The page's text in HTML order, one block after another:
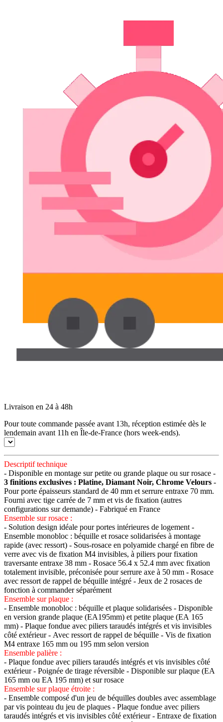
Livraison en 24 à 48h
Pour toute commande passée avant 13h, réception estimée dès le
lendemain avant 11h en Île-de-France (hors week-ends).
Descriptif technique
- Disponible en montage sur petite ou grande plaque ou sur rosace -
3 finitions exclusives : Platine, Diamant Noir, Chrome Velours -
Pour porte épaisseurs standard de 40 mm et serrure entraxe 70 mm.
Fourni avec tige carrée de 7 mm et vis de fixation (autres
configurations sur demande) - Fabriqué en France
Ensemble sur rosace :
- Solution design idéale pour portes intérieures de logement -
Ensemble monobloc : béquille et rosace solidarisées à montage
rapide (avec ressort) - Sous-rosace en polyamide chargé en fibre de
verre avec vis de fixation M4 invisibles, à piliers pour fixation
traversante entraxe 38 mm - Rosace 56.4 x 52.4 mm avec fixation
totalement invisible, préconisée pour serrure axe à 50 mm - Rosace
avec ressort de rappel de béquille intégré - Jeux de 2 rosaces de
fonction à commander séparément
Ensemble sur plaque :
- Ensemble monobloc : béquille et plaque solidarisées - Disponible
en version grande plaque (EA195mm) et petite plaque (EA 165
mm) - Plaque fondue avec piliers taraudés intégrés et vis invisibles
côté extérieur - Avec ressort de rappel de béquille - Vis de fixation
M4 entraxe 165 mm ou 195 mm selon version
Ensemble palière :
- Plaque fondue avec piliers taraudés intégrés et vis invisibles côté
extérieur - Poignée de tirage réversible - Disponible sur plaque (EA
165 mm ou EA 195 mm) et sur rosace
Ensemble sur plaque étroite :
- Ensemble composé d'un jeu de béquilles doubles avec assemblage
par vis pointeau du jeu de plaques - Plaque fondue avec piliers
taraudés intégrés et vis invisibles côté extérieur - Entraxe de fixation